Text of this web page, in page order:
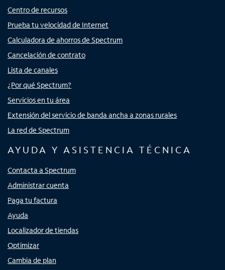
Centro de recursos
Prueba tu velocidad de Internet
Calculadora de ahorros de Spectrum
Cancelación de contrato
Lista de canales
¿Por qué Spectrum?
Servicios en tu área
Extensión del servicio de banda ancha a zonas rurales
La red de Spectrum
AYUDA Y ASISTENCIA TÉCNICA
Contacta a Spectrum
Administrar cuenta
Paga tu factura
Ayuda
Localizador de tiendas
Optimizar
Cambia de plan